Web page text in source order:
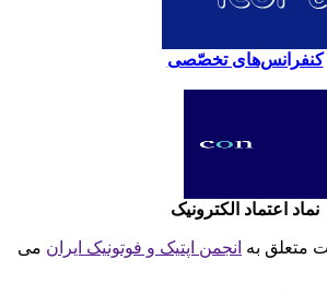
کنفرانس‌های تخصّصی
نماد اعتماد الکترونیک
بهانجمن اپتیک و فوتونیک ایران می